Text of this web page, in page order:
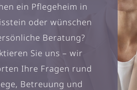
ein Pflegeheim in
oder wünschen
Beratung?
Sie uns – wir
Ihre Fragen rund
Betreuung und